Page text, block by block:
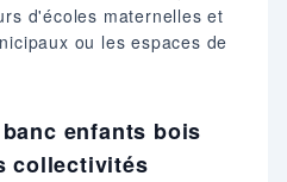
d'écoles maternelles et
ou les espaces de
enfants bois
collectivités